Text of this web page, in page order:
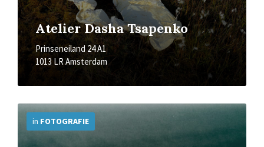
Atelier Dasha Tsapenko
Prinseneiland 24 A1
1013 LR Amsterdam
in FOTOGRAFIE
More
Info